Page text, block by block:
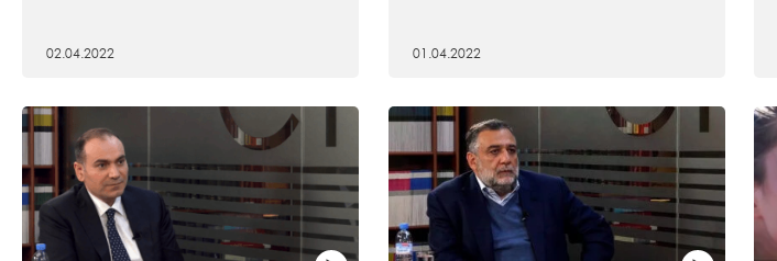
02.04.2022 01.04.2022